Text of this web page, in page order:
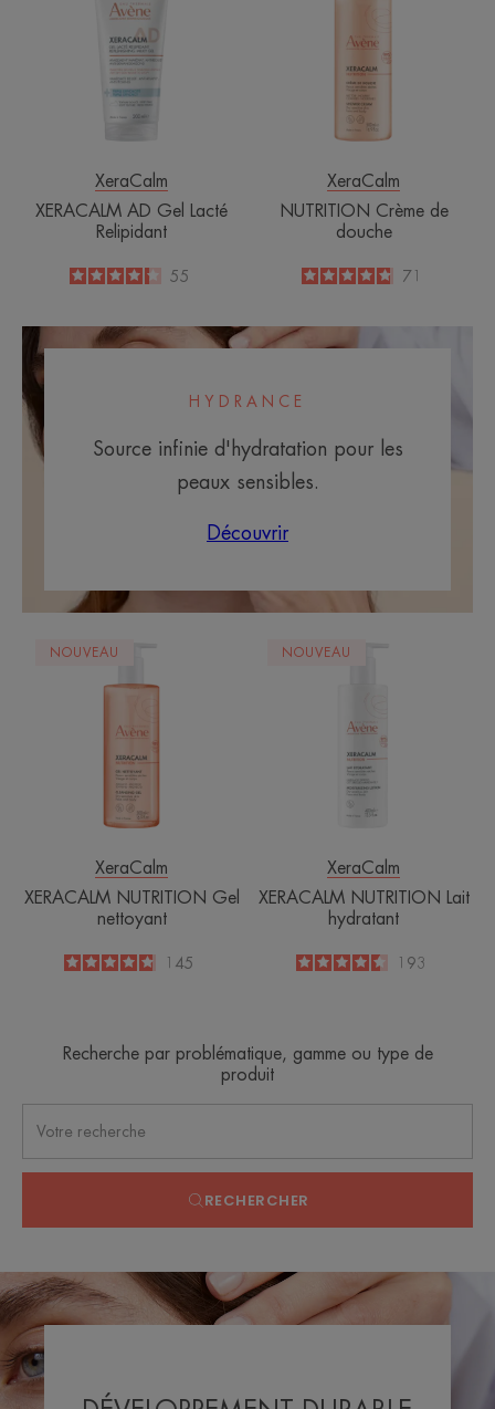
Lacté
Relipidant
XeraCalm
XERACALM AD Gel Lacté
Relipidant
4.2
/
5
55
XeraCalm
NUTRITION Crème de
douche
4.8
/
5
71
HYDRANCE
Source infinie d'hydratation pour les
peaux sensibles.
Découvrir
Gel
NOUVEAU
XeraCalm
XERACALM NUTRITION Gel
nettoyant
4.8
/5145
NOUVEAU
XeraCalm
XERACALM NUTRITION Lait
hydratant
4.6
/5193
Recherche par problématique, gamme ou type de
produit
RECHERCHER